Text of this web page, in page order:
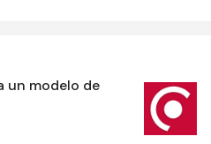
un modelo de